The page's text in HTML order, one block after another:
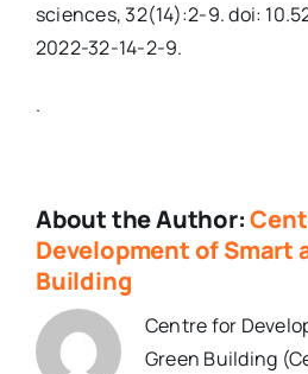
sciences, 32(14):2-9. doi:
2022-32-14-2-9.
.
About the Author:
Development of Smart
Building
Centre for
Green Building